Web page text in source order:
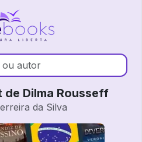
de Dilma Rousseff
da Silva